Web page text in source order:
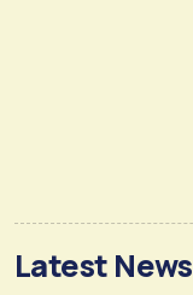
Latest News